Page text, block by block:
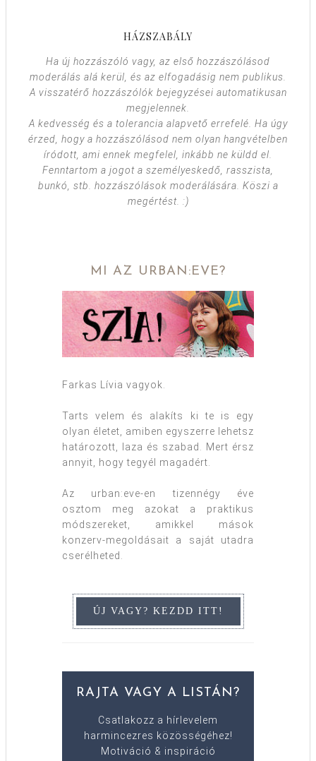
HÁZSZABÁLY
Ha új hozzászóló vagy, az első hozzászólásod
moderálás alá kerül, és az elfogadásig nem publikus.
A visszatérő hozzászólók bejegyzései automatikusan
megjelennek.
A kedvesség és a tolerancia alapvető errefelé. Ha úgy
érzed, hogy a hozzászólásod nem olyan hangvételben
íródott, ami ennek megfelel, inkább ne küldd el.
Fenntartom a jogot a személyeskedő, rasszista,
bunkó, stb. hozzászólások moderálására. Köszi a
megértést. :)
MI AZ URBAN:EVE?
Farkas Lívia vagyok.
Tarts velem és alakíts ki te is egy
olyan életet, amiben egyszerre lehetsz
határozott, laza és szabad. Mert érsz
annyit, hogy tegyél magadért.
Az urban:eve-en tizennégy éve
osztom meg azokat a praktikus
módszereket, amikkel mások
konzerv-megoldásait a saját utadra
cserélheted.
RAJTA VAGY A LISTÁN?
Csatlakozz a hírlevelem
harmincezres közösségéhez!
Motiváció & inspiráció